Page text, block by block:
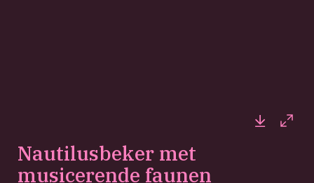
Nautilusbeker met
musicerende faunen